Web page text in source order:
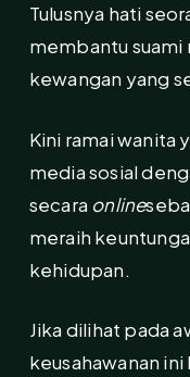
Tulusnya hati
membantu
kewangan yang
Kini ramai wanita
media sosial
secara online
meraih
kehidupan.
Jika dilihat pada
keusahawanan